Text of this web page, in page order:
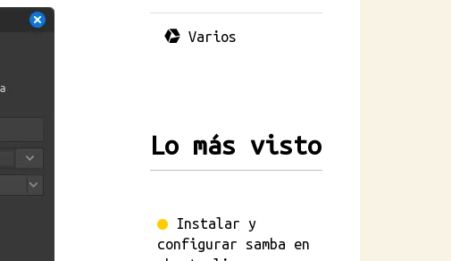
Varios
Lo más visto
Instalar y
configurar samba en